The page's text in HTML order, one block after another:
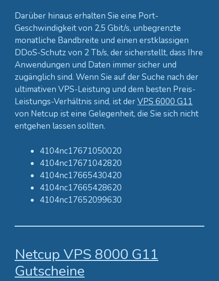
Darüber hinaus erhalten Sie eine Port-
Geschwindigkeit von 2,5 Gbit/s, unbegrenzte
monatliche Bandbreite und einen erstklassigen
DDoS-Schutz von 2 Tb/s, der sicherstellt, dass Ihre
Anwendungen und Daten immer sicher und
zugänglich sind. Wenn Sie auf der Suche nach der
ultimativen VPS-Leistung und dem besten Preis-
Leistungs-Verhältnis sind, ist derVPS 6000 G11
von Netcup ist eine Gelegenheit, die Sie sich nicht
entgehen lassen sollten.
4104nc17671050020
4104nc17671042820
4104nc17665430420
4104nc17665428620
4104nc17652099630
Netcup VPS 8000 G11
Gutscheine